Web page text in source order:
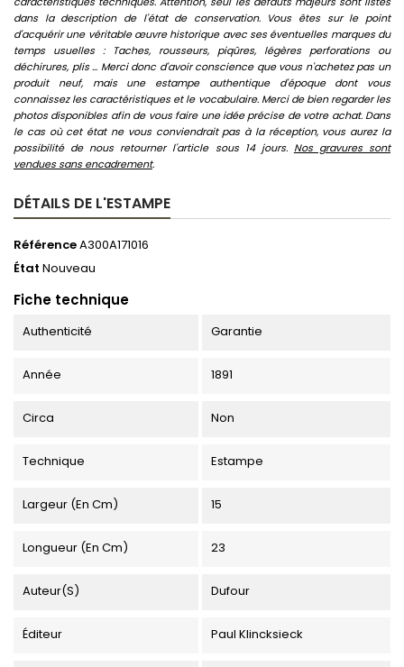
dans la description de l'état de conservation. Vous êtes sur le point
d'acquérir une véritable œuvre historique avec ses éventuelles marques du
temps usuelles : Taches, rousseurs, piqûres, légères perforations ou
déchirures, plis ... Merci donc d'avoir conscience que vous n'achetez pas un
produit neuf, mais une estampe authentique d'époque dont vous
connaissez les caractéristiques et le vocabulaire. Merci de bien regarder les
photos disponibles afin de vous faire une idée précise de votre achat. Dans
le cas où cet état ne vous conviendrait pas à la réception, vous aurez la
possibilité de nous retourner l'article sous 14 jours. Nos gravures sont
vendues sans encadrement.
DÉTAILS DE L'ESTAMPE
RéférenceA300A171016
État Nouveau
Fiche technique
Authenticité Garantie
Année 1891
Circa Non
Technique Estampe
Largeur (en Cm) 15
Longueur (en Cm) 23
Auteur(s) Dufour
Éditeur Paul Klincksieck